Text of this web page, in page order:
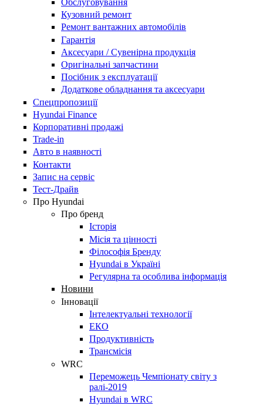
Обслуговування
Кузовний ремонт
Ремонт вантажних автомобілів
Гарантія
Аксесуари / Сувенірна продукція
Оригінальні запчастини
Посібник з експлуатації
Додаткове обладнання та аксесуари
Спецпропозиції
Hyundai Finance
Корпоративні продажі
Trade-in
Авто в наявності
Контакти
Запис на сервіс
Тест-Драйв
Про Hyundai
Про бренд
Історія
Місія та цінності
Філософія Бренду
Hyundai в Україні
Регулярна та особлива інформація
Новини
Інновації
Інтелектуальні технології
ЕКО
Продуктивність
Трансмісія
WRC
Переможець Чемпіонату світу з
ралі-2019
Hyundai в WRC